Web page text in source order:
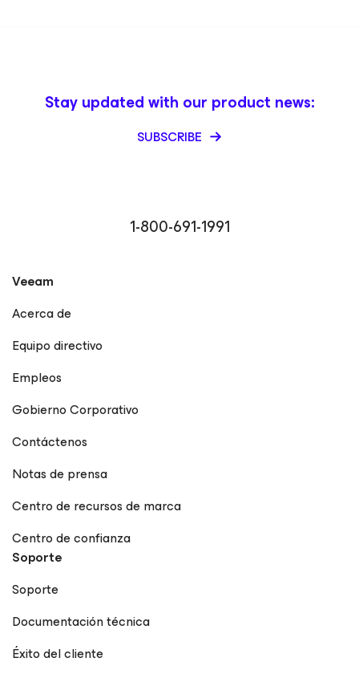
1-800-691-1991
Stay updated with our product news:
SUBSCRIBE
Veeam
Acerca de
Equipo directivo
Empleos
Gobierno Corporativo
Contáctenos
Notas de prensa
Centro de recursos de marca
Centro de confianza
Soporte
Soporte
Documentación técnica
Éxito del cliente